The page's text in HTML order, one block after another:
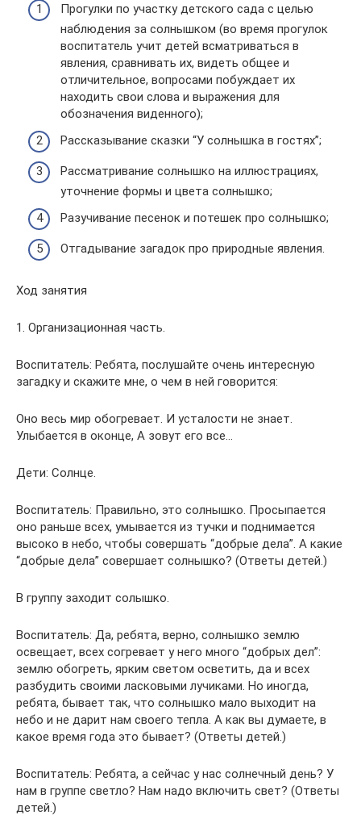
Прогулки по участку детского сада с целью
наблюдения за солнышком (во время прогулок
воспитатель учит детей всматриваться в
явления, сравнивать их, видеть общее и
отличительное, вопросами побуждает их
находить свои слова и выражения для
обозначения виденного);
Рассказывание сказки “У солнышка в гостях”;
Рассматривание солнышко на иллюстрациях,
уточнение формы и цвета солнышко;
Разучивание песенок и потешек про солнышко;
Отгадывание загадок про природные явления.
Ход занятия
1. Организационная часть.
Воспитатель: Ребята, послушайте очень интересную
загадку и скажите мне, о чем в ней говорится:
Оно весь мир обогревает. И усталости не знает.
Улыбается в оконце, А зовут его все…
Дети: Солнце.
Воспитатель: Правильно, это солнышко. Просыпается
оно раньше всех, умывается из тучки и поднимается
высоко в небо, чтобы совершать “добрые дела”. А какие
“добрые дела” совершает солнышко? (Ответы детей.)
В группу заходит солышко.
Воспитатель: Да, ребята, верно, солнышко землю
освещает, всех согревает у него много “добрых дел”:
землю обогреть, ярким светом осветить, да и всех
разбудить своими ласковыми лучиками. Но иногда,
ребята, бывает так, что солнышко мало выходит на
небо и не дарит нам своего тепла. А как вы думаете, в
какое время года это бывает? (Ответы детей.)
Воспитатель: Ребята, а сейчас у нас солнечный день? У
нам в группе светло? Нам надо включить свет? (Ответы
детей.)